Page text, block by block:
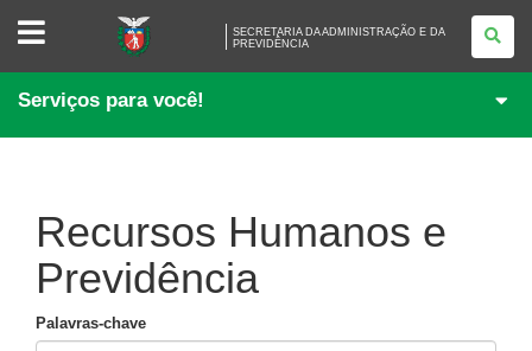
SECRETARIA
ADMINISTRAÇÃO
E
DA
PREVIDÊNCIA
SECRETARIA DA ADMINISTRAÇÃO E DA
PREVIDÊNCIA
Serviços para você!
Recursos Humanos e
Previdência
Palavras-chave